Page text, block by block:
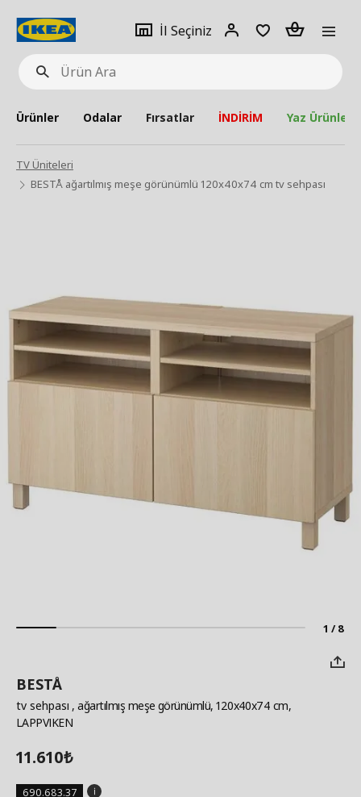
Ürün
Ara
İl Seçiniz
Giriş
Adet
Ürünler Odalar Fırsatlar İNDİRİM Yaz Ürünleri
TV Üniteleri
BESTÅ ağartılmış meşe görünümlü 120x40x74 cm tv sehpası
1 / 8
BESTÅ
tv sehpası , ağartılmış meşe görünümlü, 120x40x74 cm,
LAPPVIKEN
11.610₺
690.683.37